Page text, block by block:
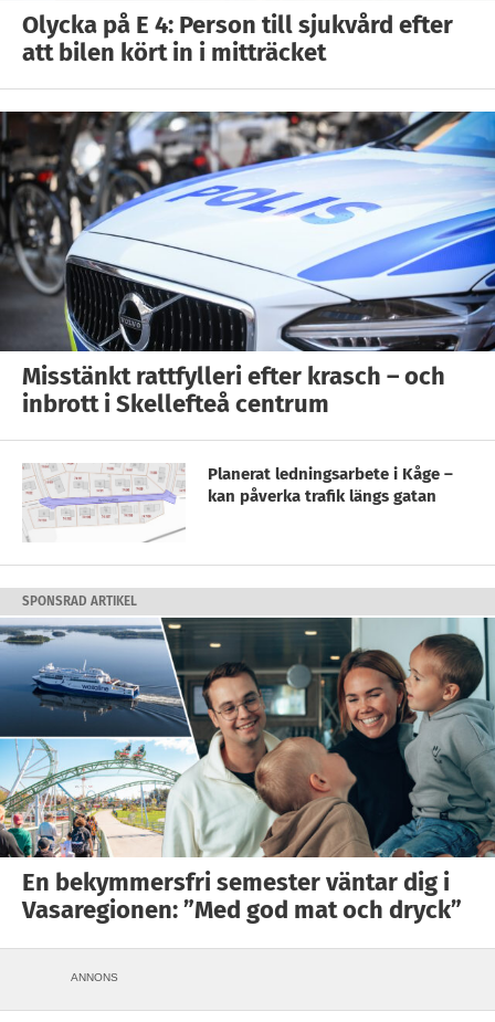
Olycka på E 4: Person till sjukvård efter
att bilen kört in i mitträcket
Misstänkt rattfylleri efter krasch – och
inbrott i Skellefteå centrum
Planerat ledningsarbete i Kåge –
kan påverka trafik längs gatan
SPONSRAD ARTIKEL
En bekymmersfri semester väntar dig i
Vasaregionen: ”Med god mat och dryck”
ANNONS